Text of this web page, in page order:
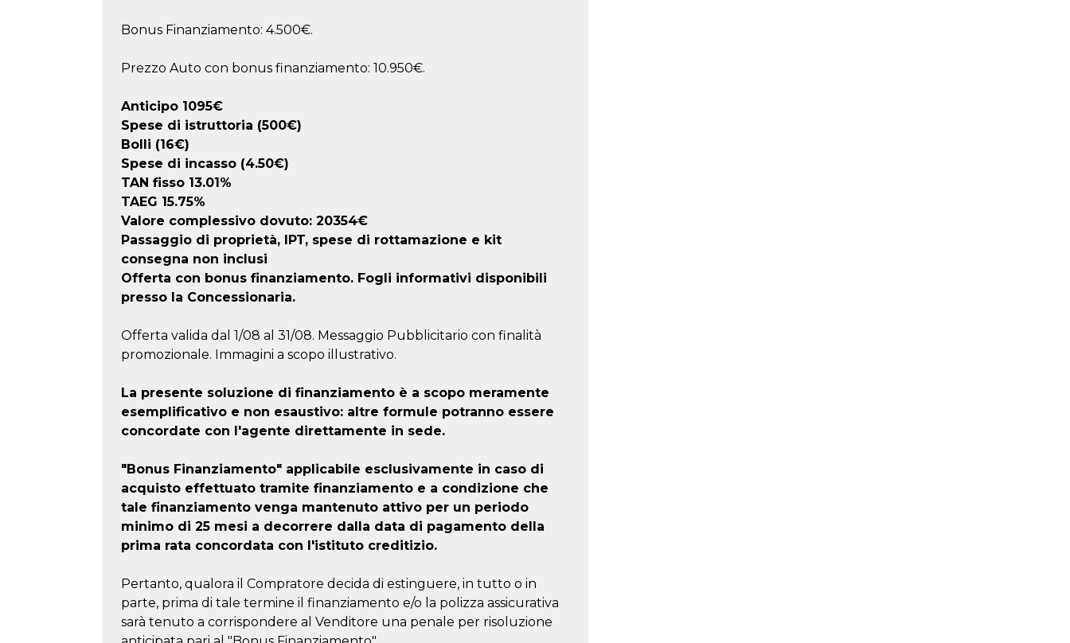
Bonus Finanziamento: 4.500€.
Prezzo Auto con bonus finanziamento: 10.950€.
Anticipo 1095€
Spese di istruttoria (500€)
Bolli (16€)
Spese di incasso (4.50€)
TAN fisso 13.01%
TAEG 15.75%
Valore complessivo dovuto: 20354€
Passaggio di proprietà, IPT, spese di rottamazione e kit
consegna non inclusi
Offerta con bonus finanziamento. Fogli informativi disponibili
presso la Concessionaria.
Offerta valida dal 1/08 al 31/08. Messaggio Pubblicitario con finalità
promozionale. Immagini a scopo illustrativo.
La presente soluzione di finanziamento è a scopo meramente
esemplificativo e non esaustivo: altre formule potranno essere
concordate con l'agente direttamente in sede.
"Bonus Finanziamento" applicabile esclusivamente in caso di
acquisto effettuato tramite finanziamento e a condizione che
tale finanziamento venga mantenuto attivo per un periodo
minimo di 25 mesi a decorrere dalla data di pagamento della
prima rata concordata con l'istituto creditizio.
Pertanto, qualora il Compratore decida di estinguere, in tutto o in
parte, prima di tale termine il finanziamento e/o la polizza assicurativa
sarà tenuto a corrispondere al Venditore una penale per risoluzione